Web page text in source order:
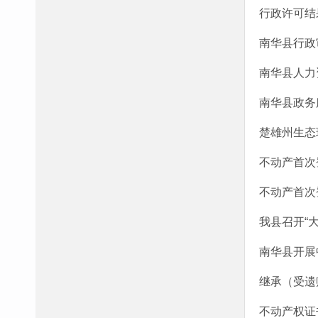
行政许可
南华县行
南华县人
南华县政
楚雄州生
不动产首
不动产首
我县召开“
南华县开
继承（受
不动产权